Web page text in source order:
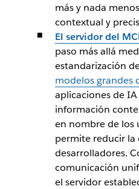
más y nada
contextual y
El servidor del
paso más allá
estandarización
modelos grandes
aplicaciones de
información
en nombre de los
permite reducir la
desarrolladores.
comunicación
el servidor